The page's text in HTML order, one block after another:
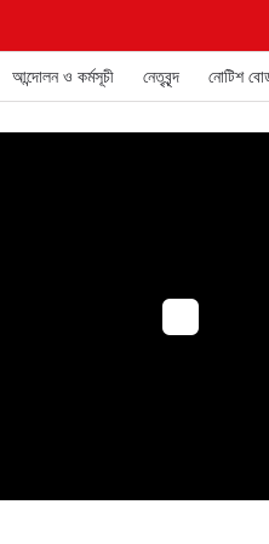
আন্দোলন ও কর্মসূচী নেতৃবৃন্দ নোটিশ